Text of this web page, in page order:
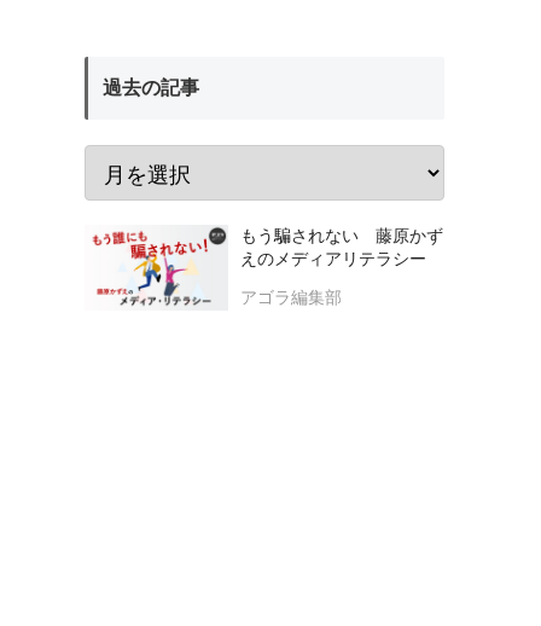
過去の記事
もう騙されない 藤原かず
えのメディアリテラシー
アゴラ編集部